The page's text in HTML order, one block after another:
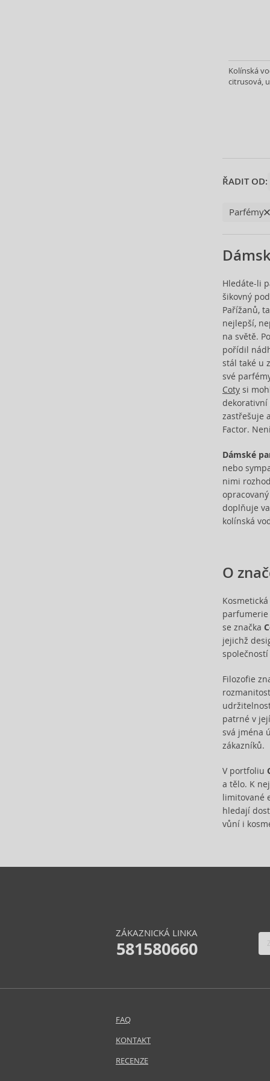
Kolínská
citrusová,
ŘADIT OD:
Parfémy
Hledáte-li
šikovný
Pařížanů,
nejlepší,
na světě.
pořídil
stál také u
své
Cotysi
dekorativní
zastřešuje
Factor.
Dámské
nebo
nimi
doplňuje
kolínská
O
parfumerie
se značka
jejichž
Filozofie
patrné v
svá jména
zákazníků.
V portfoliu
a tělo. K
limitované
hledají
vůní i
Creed (17)
David Beckham (6)
David Yurman (2)
Desigual (3)
Dsquared2 (15)
ZÁKAZNICKÁ LINKA
581580660
FAQ
KONTAKT
RECENZE